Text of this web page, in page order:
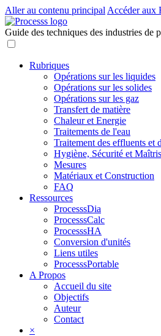
Aller au contenu principal Accéder aux
Guide des techniques des industries de
Rubriques
Opérations sur les liquides
Opérations sur les solides
Opérations sur les gaz
Transfert de matière
Chaleur et Energie
Traitements de l'eau
Traitement des effluents et
Hygiène, Sécurité et
Mesures
Matériaux et Construction
FAQ
Ressources
ProcesssDia
ProcesssCalc
ProcesssHA
Conversion d'unités
Liens utiles
ProcesssPortable
A Propos
Accueil du site
Objectifs
Auteur
Contact
×